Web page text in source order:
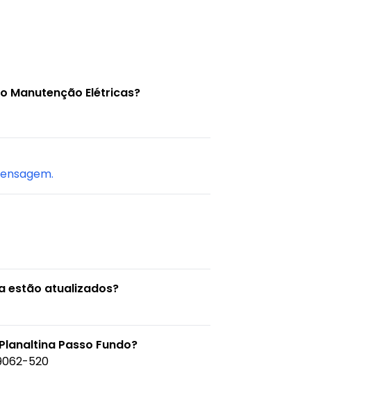
Manutenção Elétricas?
estão atualizados?
Passo Fundo?
520